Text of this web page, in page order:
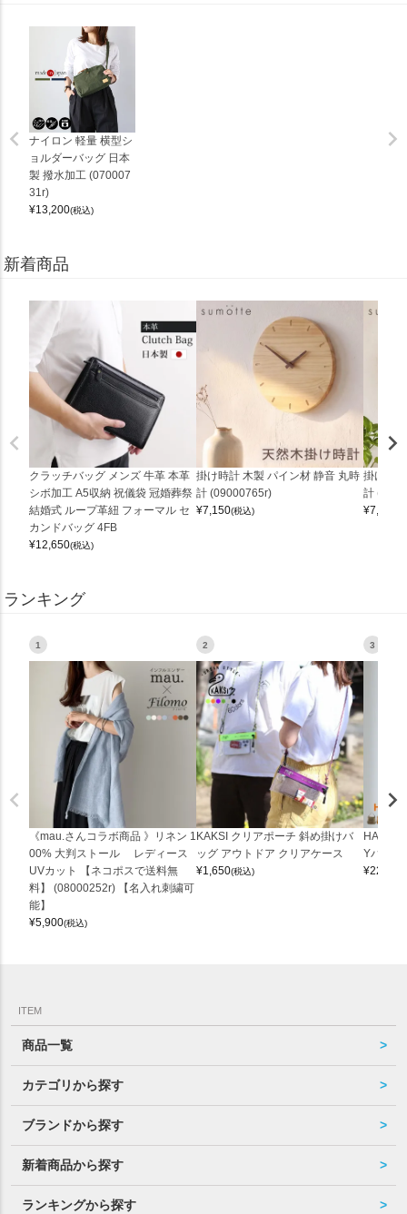
ナイロン 軽量 横型シ
ョルダーバッグ 日本
製 撥水加工 (070007
31r)
¥13,200(税込)
新着商品
クラッチバッグ メンズ 牛革 本革
シボ加工 A5収納 祝儀袋 冠婚葬祭
結婚式 ループ革紐 フォーマル セ
カンドバッグ 4FB
¥12,650(税込)
掛け時計 木製 パイン材 静音 丸時
計 (09000765r)
¥7,150(税込)
掛け時
計
¥7,150
ランキング
1
《mau.さんコラボ商品 》リネン 1
00% 大判ストール レディース
UVカット 【ネコポスで送料無
料】 (08000252r) 【名入れ刺繍可
能】
¥5,900(税込)
2
KAKSI クリアポーチ 斜め掛けバ
ッグ アウトドア クリアケース
¥1,650(税込)
3
Yバッグ
¥22,000
ITEM
商品一覧
カテゴリから探す
ブランドから探す
新着商品から探す
ランキングから探す